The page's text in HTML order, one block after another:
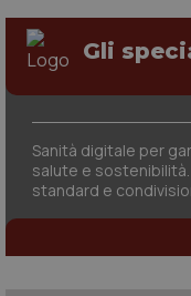
Gli
Sanità digitale per
salute e
standard e